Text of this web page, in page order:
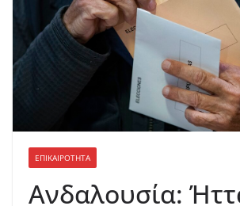
ΕΠΙΚΑΙΡΟΤΗΤΑ
Ανδαλουσία: